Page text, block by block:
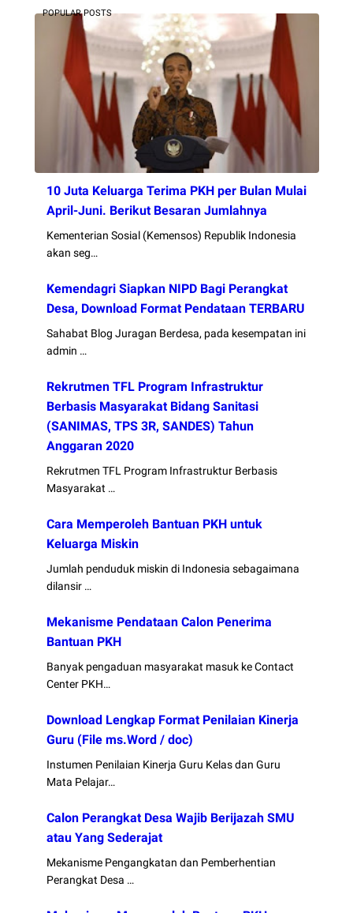
POPULAR POSTS
10 Juta Keluarga Terima PKH per Bulan Mulai
April-Juni. Berikut Besaran Jumlahnya
Kementerian Sosial (Kemensos) Republik Indonesia
akan seg…
Kemendagri Siapkan NIPD Bagi Perangkat
Desa, Download Format Pendataan TERBARU
Sahabat Blog Juragan Berdesa, pada kesempatan ini
admin …
Rekrutmen TFL Program Infrastruktur
Berbasis Masyarakat Bidang Sanitasi
(SANIMAS, TPS 3R, SANDES) Tahun
Anggaran 2020
Rekrutmen TFL Program Infrastruktur Berbasis
Masyarakat …
Cara Memperoleh Bantuan PKH untuk
Keluarga Miskin
Jumlah penduduk miskin di Indonesia sebagaimana
dilansir …
Mekanisme Pendataan Calon Penerima
Bantuan PKH
Banyak pengaduan masyarakat masuk ke Contact
Center PKH…
Download Lengkap Format Penilaian Kinerja
Guru (File ms.Word / doc)
Instumen Penilaian Kinerja Guru Kelas dan Guru
Mata Pelajar…
Calon Perangkat Desa Wajib Berijazah SMU
atau Yang Sederajat
Mekanisme Pengangkatan dan Pemberhentian
Perangkat Desa …